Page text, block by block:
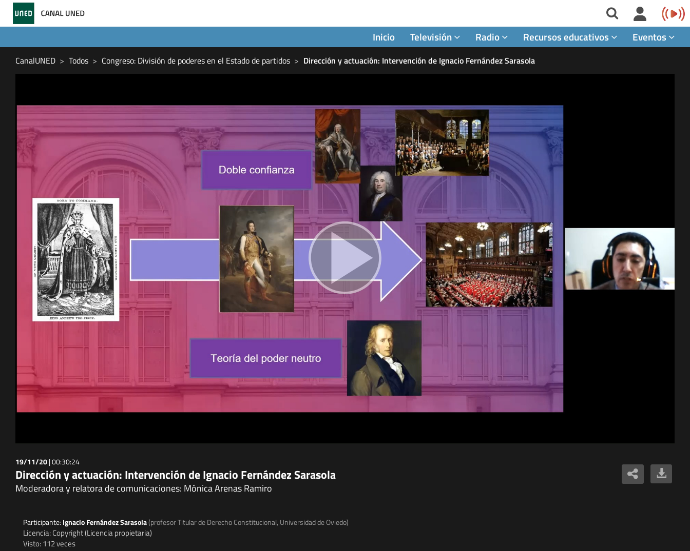
Inicio Televisión Radio Recursos educativos Eventos
CanalUNED Todos Congreso: División de poderes en el Estado de partidos Dirección y actuación: Intervención de Ignacio Fernández Sarasola
19/11/20|00:30:24
Dirección y actuación: Intervención de Ignacio Fernández Sarasola
Moderadora y relatora de comunicaciones: Mónica Arenas Ramiro
Participante: Ignacio Fernández Sarasola(profesor Titular de Derecho Constitucional, Universidad de Oviedo)
Licencia: Copyright (Licencia propietaria)
Visto: 112 veces